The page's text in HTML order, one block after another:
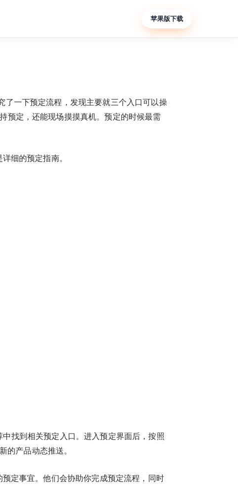
苹果版下载
了一下预定流程，发现主要就三个入口可以操
预定，还能现场摸摸真机。预定的时候最需
细的预定指南。
找到相关预定入口。进入预定界面后，按照
产品动态推送。
定事宜。他们会协助你完成预定流程，同时